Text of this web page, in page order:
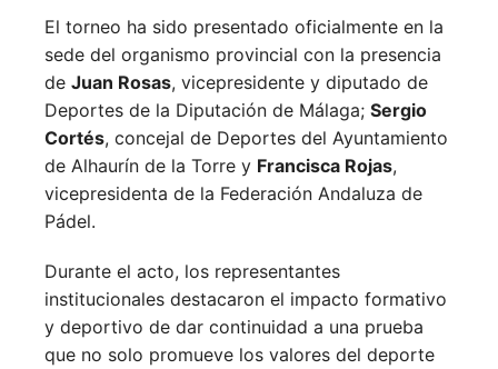
El torneo ha sido presentado oficialmente en la
sede del organismo provincial con la presencia
de Juan Rosas, vicepresidente y diputado de
Deportes de la Diputación de Málaga; Sergio
Cortés, concejal de Deportes del Ayuntamiento
de Alhaurín de la Torre y Francisca Rojas,
vicepresidenta de la Federación Andaluza de
Pádel.
Durante el acto, los representantes
institucionales destacaron el impacto formativo
y deportivo de dar continuidad a una prueba
que no solo promueve los valores del deporte